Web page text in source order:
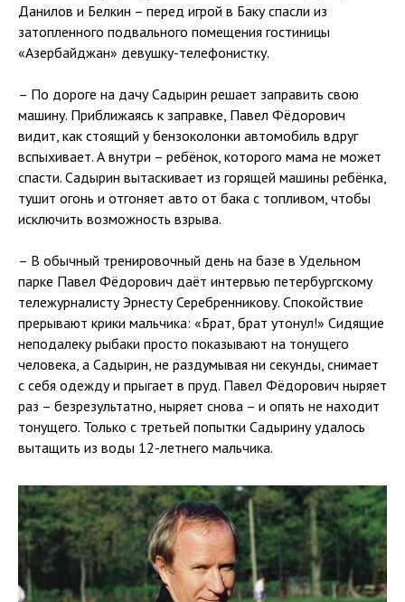
Данилов и Белкин – перед игрой в Баку спасли из
затопленного подвального помещения гостиницы
«Азербайджан» девушку-телефонистку.
– По дороге на дачу Садырин решает заправить свою
машину. Приближаясь к заправке, Павел Фёдорович
видит, как стоящий у бензоколонки автомобиль вдруг
вспыхивает. А внутри – ребёнок, которого мама не может
спасти. Садырин вытаскивает из горящей машины ребёнка,
тушит огонь и отгоняет авто от бака с топливом, чтобы
исключить возможность взрыва.
– В обычный тренировочный день на базе в Удельном
парке Павел Фёдорович даёт интервью петербургскому
тележурналисту Эрнесту Серебренникову. Спокойствие
прерывают крики мальчика: «Брат, брат утонул!» Сидящие
неподалеку рыбаки просто показывают на тонущего
человека, а Садырин, не раздумывая ни секунды, снимает
с себя одежду и прыгает в пруд. Павел Фёдорович ныряет
раз – безрезультатно, ныряет снова – и опять не находит
тонущего. Только с третьей попытки Садырину удалось
вытащить из воды 12-летнего мальчика.